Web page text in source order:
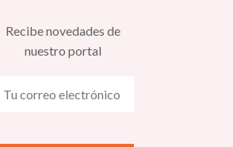
Recibe novedades de
nuestro portal